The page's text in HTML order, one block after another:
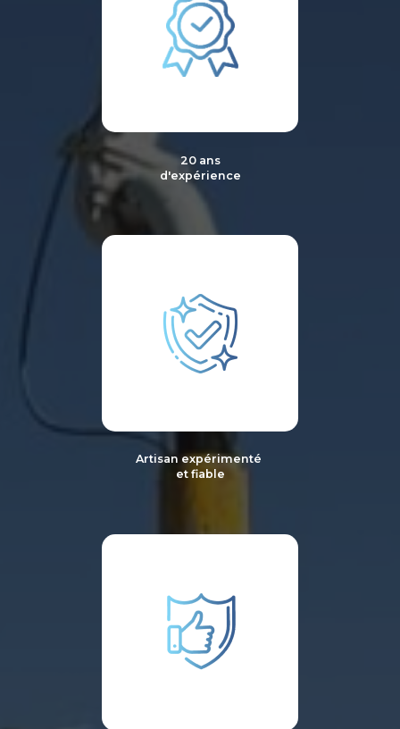
20 ans
d'expérience
Artisan expérimenté
et fiable